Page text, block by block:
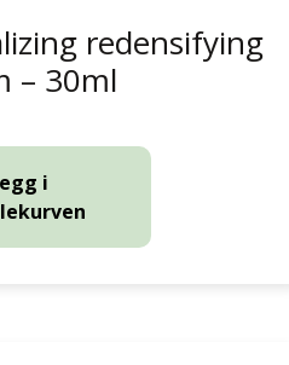
redensifying
– 30ml
i